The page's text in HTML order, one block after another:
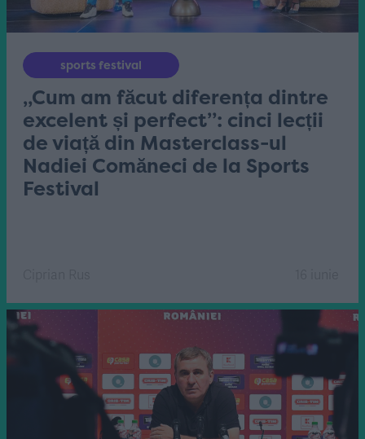
sports festival
„Cum am făcut diferența dintre
excelent și perfect”: cinci lecții
de viață din Masterclass-ul
Nadiei Comăneci de la Sports
Festival